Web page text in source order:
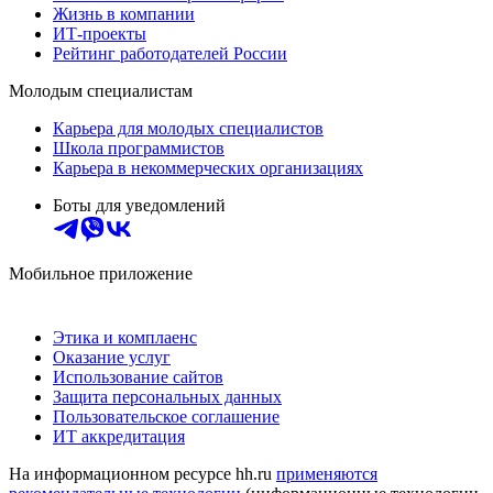
Жизнь в компании
ИТ-проекты
Рейтинг работодателей России
Молодым специалистам
Карьера для молодых специалистов
Школа программистов
Карьера в некоммерческих организациях
Боты для уведомлений
Мобильное приложение
Этика и комплаенс
Оказание услуг
Использование сайтов
Защита персональных данных
Пользовательское соглашение
ИТ аккредитация
На информационном ресурсе hh.ru применяются